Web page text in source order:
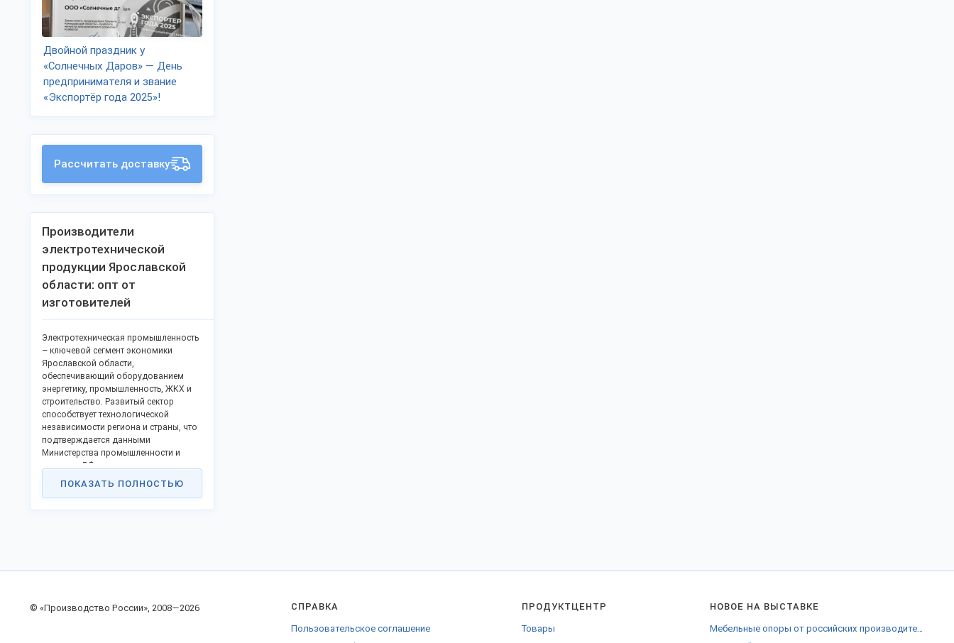
Двойной праздник у
«Солнечных Даров» — День
предпринимателя и звание
«Экспортёр года 2025»!
Рассчитать доставку
Производители
электротехнической
продукции Ярославской
области: опт от
изготовителей
Электротехническая промышленность
– ключевой сегмент экономики
Ярославской области,
обеспечивающий оборудованием
энергетику, промышленность, ЖКХ и
строительство. Развитый сектор
способствует технологической
независимости региона и страны, что
подтверждается данными
Министерства промышленности и
торговли РФ и стратегиями развития
Ярославской области.
Крупнейшие производители
электротоваров в регионе:
трансформаторные подстанции
ПОКАЗАТЬ ПОЛНОСТЬЮ
© «Производство России», 2008—2026 СПРАВКА
Пользовательское соглашение
ПРОДУКТЦЕНТР
Товары
НОВОЕ НА ВЫСТАВКЕ
Мебельные опоры от российских производителей Екатеринбурга